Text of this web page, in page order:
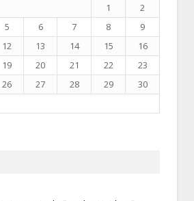
1
2
5 6 7 8
9
12 13 14 15
16
19 20 21 22
23
26 27 28 29
30